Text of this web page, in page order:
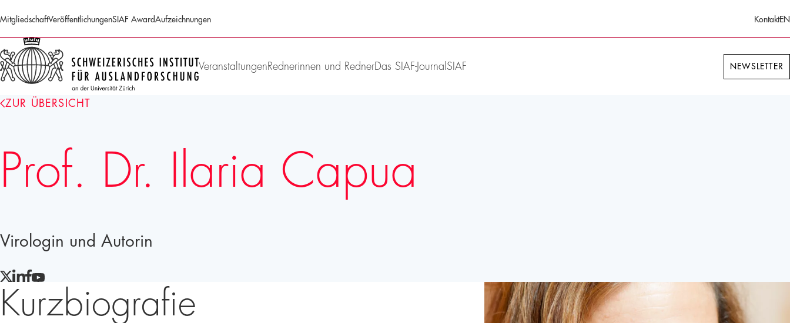
MitgliedschaftVeröffentlichungenSIAF AwardAufzeichnungen KontaktEN
Homepage
VeranstaltungenRednerinnen und Redner Das SIAF-Journal SIAF NEWSLETTER
ZUR ÜBERSICHT
Prof. Dr. Ilaria Capua
Virologin und Autorin
Kurzbiografie